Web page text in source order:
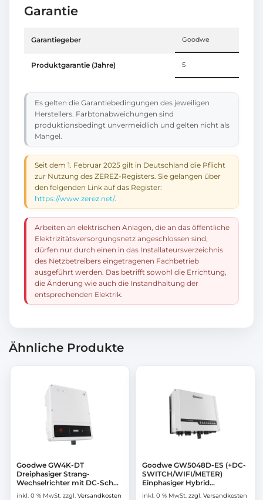
Garantie
Garantiegeber Goodwe
Produktgarantie (Jahre) 5
Es gelten die Garantiebedingungen des jeweiligen
Herstellers. Farbtonabweichungen sind
produktionsbedingt unvermeidlich und gelten nicht als
Mangel.
Seit dem 1. Februar 2025 gilt in Deutschland die Pflicht
zur Nutzung des ZEREZ-Registers. Sie gelangen über
den folgenden Link auf das Register:
https://www.zerez.net/.
Arbeiten an elektrischen Anlagen, die an das öffentliche
Elektrizitätsversorgungsnetz angeschlossen sind,
dürfen nur durch einen in das Installateursverzeichnis
des Netzbetreibers eingetragenen Fachbetrieb
ausgeführt werden. Das betrifft sowohl die Errichtung,
die Änderung wie auch die Instandhaltung der
entsprechenden Elektrik.
Ähnliche Produkte
Goodwe GW4K-DT
Dreiphasiger Strang-
Wechselrichter mit DC-Sch...
inkl. 0 % MwSt. zzgl. Versandkosten
Goodwe GW5048D-ES (+DC-
SWITCH/WIFI/METER)
Einphasiger Hybrid...
inkl. 0 % MwSt. zzgl. Versandkosten